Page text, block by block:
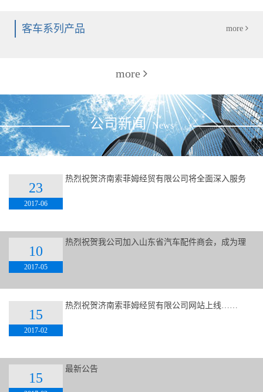
客车系列产品 more
more
公司新闻 News
23
2017-06
热烈祝贺济南索菲姆经贸有限公司将全面深入服务
10
2017-05
热烈祝贺我公司加入山东省汽车配件商会，成为理
15
2017-02
热烈祝贺济南索菲姆经贸有限公司网站上线……
15
最新公告